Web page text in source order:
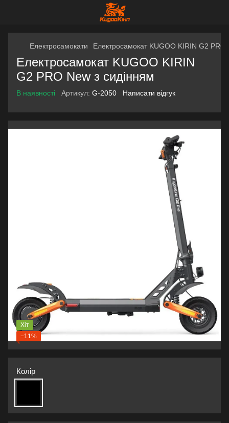
Електросамокати Електросамокат KUGOO KIRIN G2 PRO
Електросамокат KUGOO KIRIN
G2 PRO New з сидінням
В наявності Артикул: G-2050 Написати відгук
Хіт
−11%
Колір